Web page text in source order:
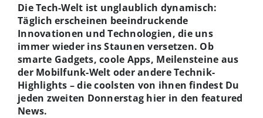
Die Tech-Welt ist unglaublich dynamisch:
Täglich erscheinen beeindruckende
Innovationen und Technologien, die uns
immer wieder ins Staunen versetzen. Ob
smarte Gadgets, coole Apps, Meilensteine aus
der Mobilfunk-Welt oder andere Technik-
Highlights – die coolsten von ihnen findest Du
jeden zweiten Donnerstag hier in den featured
News.